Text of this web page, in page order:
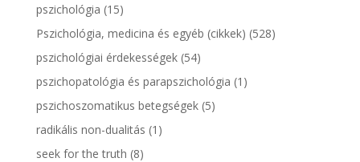
pszichológia (15)
Pszichológia, medicina és egyéb (cikkek) (528)
pszichológiai érdekességek(54)
pszichopatológia és parapszichológia (1)
pszichoszomatikus betegségek(5)
radikális non-dualitás (1)
seek for the truth (8)